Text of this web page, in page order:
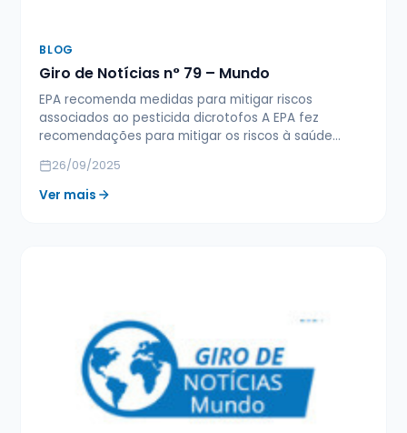
BLOG
Giro de Notícias n° 79 – Mundo
EPA recomenda medidas para mitigar riscos
associados ao pesticida dicrotofos A EPA fez
recomendações para mitigar os riscos à saúde…
26/09/2025
Ver mais